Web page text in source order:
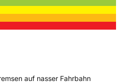
auf nasser Fahrbahn